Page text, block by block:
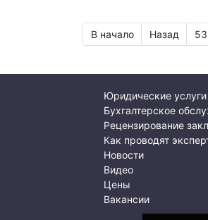
В начало Назад 53
Юридические услуги
Бухгалтерское
Рецензирование
Как проводят
Новости
Видео
Цены
Вакансии